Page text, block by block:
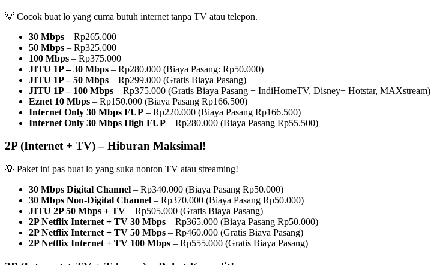
💡 Cocok buat lo yang cuma butuh internet tanpa TV atau telepon.
30 Mbps – Rp265.000
50 Mbps – Rp325.000
100 Mbps – Rp375.000
JITU 1P – 30 Mbps – Rp280.000 (Biaya Pasang: Rp50.000)
JITU 1P – 50 Mbps – Rp299.000 (Gratis Biaya Pasang)
JITU 1P – 100 Mbps – Rp375.000 (Gratis Biaya Pasang + IndiHomeTV, Disney+ Hotstar, MAXstream)
Eznet 10 Mbps – Rp150.000 (Biaya Pasang Rp166.500)
Internet Only 30 Mbps FUP – Rp220.000 (Biaya Pasang Rp166.500)
Internet Only 30 Mbps High FUP – Rp280.000 (Biaya Pasang Rp55.500)
2P (Internet + TV) – Hiburan Maksimal!
💡 Paket ini pas buat lo yang suka nonton TV atau streaming!
30 Mbps Digital Channel – Rp340.000 (Biaya Pasang Rp50.000)
30 Mbps Non-Digital Channel – Rp370.000 (Biaya Pasang Rp50.000)
JITU 2P 50 Mbps + TV – Rp505.000 (Gratis Biaya Pasang)
2P Netflix Internet + TV 30 Mbps – Rp365.000 (Biaya Pasang Rp50.000)
2P Netflix Internet + TV 50 Mbps – Rp460.000 (Gratis Biaya Pasang)
2P Netflix Internet + TV 100 Mbps – Rp555.000 (Gratis Biaya Pasang)